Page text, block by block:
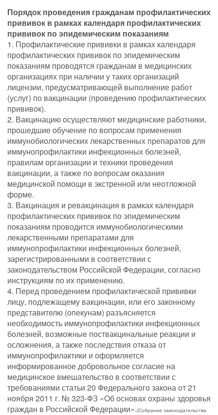
Порядок проведения гражданам профилактических
прививок в рамках календаря профилактических
прививок по эпидемическим показаниям
1. Профилактические прививки в рамках календаря
профилактических прививок по эпидемическим
показаниям проводятся гражданам в медицинских
организациях при наличии у таких организаций
лицензии, предусматривающей выполнение работ
(услуг) по вакцинации (проведению профилактических
прививок).
2. Вакцинацию осуществляют медицинские работники,
прошедшие обучение по вопросам применения
иммунобиологических лекарственных препаратов для
иммунопрофилактики инфекционных болезней,
правилам организации и техники проведения
вакцинации, а также по вопросам оказания
медицинской помощи в экстренной или неотложной
форме.
3. Вакцинация и ревакцинация в рамках календаря
профилактических прививок по эпидемическим
показаниям проводится иммунобиологическими
лекарственными препаратами для
иммунопрофилактики инфекционных болезней,
зарегистрированными в соответствии с
законодательством Российской Федерации, согласно
инструкциям по их применению.
4. Перед проведением профилактической прививки
лицу, подлежащему вакцинации, или его законному
представителю (опекунам) разъясняется
необходимость иммунопрофилактики инфекционных
болезней, возможные поствакцинальные реакции и
осложнения, а также последствия отказа от
иммунопрофилактики и оформляется
информированное добровольное согласие на
медицинское вмешательство в соответствии с
требованиями статьи 20 Федерального закона от 21
ноября 2011 г. № 323-ФЗ «Об основах охраны здоровья
граждан в Российской Федерации».(Собрание законодательства